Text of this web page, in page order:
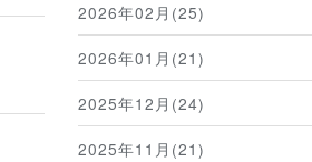
2026年02月(25)
2026年01月(21)
2025年12月(24)
2025年11月(21)